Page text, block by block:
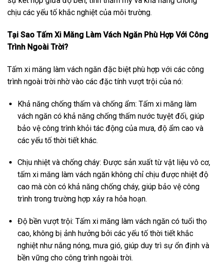
chịu các yếu tố khắc nghiệt của môi trường.
Tại Sao Tấm Xi Măng Làm Vách Ngăn Phù Hợp Với Công
Trình Ngoài Trời?
Tấm xi măng làm vách ngăn đặc biệt phù hợp với các công
trình ngoài trời nhờ vào các đặc tính vượt trội của nó:
Khả năng chống thấm và chống ẩm: Tấm xi măng làm
vách ngăn có khả năng chống thấm nước tuyệt đối, giúp
bảo vệ công trình khỏi tác động của mưa, độ ẩm cao và
các yếu tố thời tiết khác.
Chịu nhiệt và chống cháy: Được sản xuất từ vật liệu vô cơ,
tấm xi măng làm vách ngăn không chỉ chịu được nhiệt độ
cao mà còn có khả năng chống cháy, giúp bảo vệ công
trình trong trường hợp xảy ra hỏa hoạn.
Độ bền vượt trội: Tấm xi măng làm vách ngăn có tuổi thọ
cao, không bị ảnh hưởng bởi các yếu tố thời tiết khắc
nghiệt như nắng nóng, mưa gió, giúp duy trì sự ổn định và
bền vững cho công trình ngoài trời.